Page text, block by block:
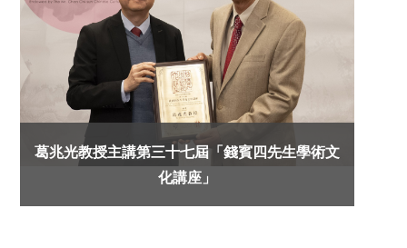
葛兆光教授主講第三十七屆「錢賓四先生學術文
化講座」